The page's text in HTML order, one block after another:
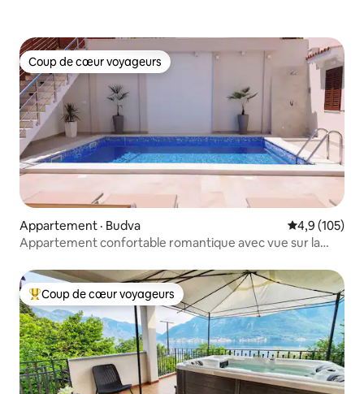
Coup de cœur voyageurs
Coup de cœur voyageurs
Appartement · Budva Note
4,9 (105)
Appartement confortable romantique avec vue sur la
Coup de cœur voyageurs parmi les plus aimés
Coup de cœur voyageurs